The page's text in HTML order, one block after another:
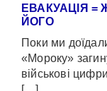
ЕВАКУАЦІЯ
ЙОГО
Поки ми
«Мороку»
військові